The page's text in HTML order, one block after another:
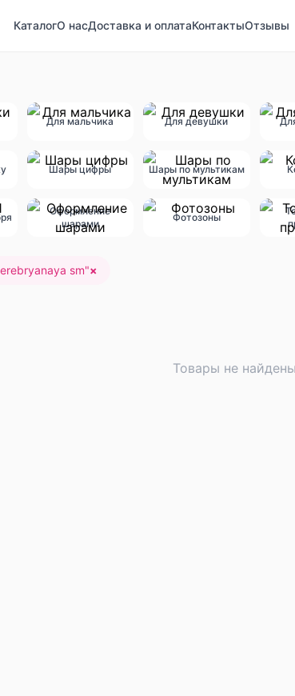
КаталогО насДоставка и оплатаКонтактыОтзывы
Для мальчика Для девушки
Шары цифры Шары по мультикам
Оформление
шарами
Фотозоны
sm"×
Товары не найдены